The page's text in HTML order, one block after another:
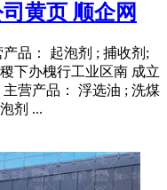
黄页 顺企网
品： 起泡剂 ; 捕收剂;
下办槐行工业区南 成立
营产品： 浮选油 ; 洗煤
剂 ...